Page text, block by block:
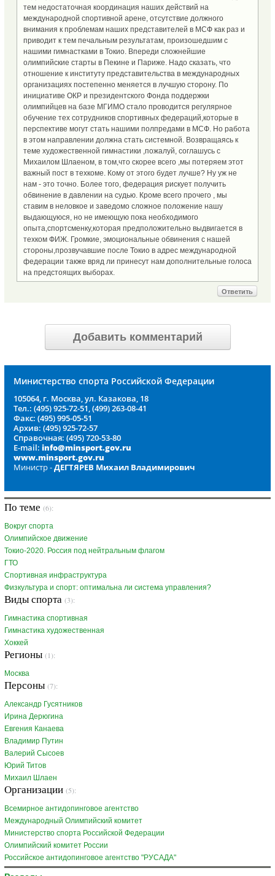
тем недостаточная координация наших действий на
международной спортивной арене, отсутствие должного
внимания к проблемам наших представителей в МСФ как раз и
приводит к тем печальным результатам, произошедшим с
нашими гимнастками в Токио. Впереди сложнейшие
олимпийские старты в Пекине и Париже. Надо сказать, что
отношение к институту представительства в международных
организациях постепенно меняется в лучшую сторону. По
инициативе ОКР и президентского Фонда поддержки
олимпийцев на базе МГИМО стало проводится регулярное
обучение тех сотрудников спортивных федераций,которые в
перспективе могут стать нашими полпредами в МСФ. Но работа
в этом направлении должна стать системной. Возвращаясь к
теме художественной гимнастики ,пожалуй, соглашусь с
Михаилом Шлаеном, в том,что скорее всего ,мы потеряем этот
важный пост в техкоме. Кому от этого будет лучше? Ну уж не
нам - это точно. Более того, федерация рискует получить
обвинение в давлении на судью. Кроме всего прочего , мы
ставим в неловкое и заведомо сложное положение нашу
выдающуюся, но не имеющую пока необходимого
опыта,спортсменку,которая предположительно выдвигается в
техком ФИЖ. Громкие, эмоциональные обвинения с нашей
стороны,прозвучавшие после Токио в адрес международной
федерации также вряд ли принесут нам дополнительные голоса
на предстоящих выборах.
Ответить
Добавить комментарий
Министерство спорта Российской Федерации
105064, г. Москва, ул. Казакова, 18
Тел.: (495) 925-72-51, (499) 263-08-41
Факс: (495) 995-05-51
Архив: (495) 925-72-57
Справочная: (495) 720-53-80
E-mail: info@minsport.gov.ru
www.minsport.gov.ru
Министр -ДЕГТЯРЕВ Михаил Владимирович
По теме (6):
Вокруг спорта
Олимпийское движение
Токио-2020. Россия под нейтральным флагом
ГТО
Спортивная инфраструктура
Физкультура и спорт: оптимальна ли система управления?
Виды спорта (3):
Гимнастика спортивная
Гимнастика художественная
Хоккей
Регионы (1):
Москва
Персоны (7):
Александр Гусятников
Ирина Дерюгина
Евгения Канаева
Владимир Путин
Валерий Сысоев
Юрий Титов
Михаил Шлаен
Организации (5):
Всемирное антидопинговое агентство
Международный Олимпийский комитет
Министерство спорта Российской Федерации
Олимпийский комитет России
Российское антидопинговое агентство "РУСАДА"